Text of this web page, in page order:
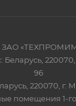
ЗАО
220070,
96
220070, г.
помещения 1-